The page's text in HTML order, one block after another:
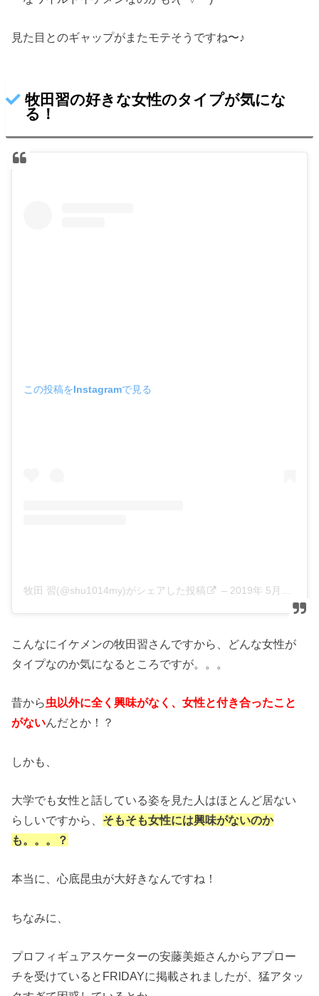
見た目とのギャップがまたモテそうですね〜♪
牧田習の好きな女性のタイプが気にな
る！
この投稿をInstagramで見る
牧田 習(@shu1014my)がシェアした投稿 – 2019年 5月月27日午後7時30分PDT
こんなにイケメンの牧田習さんですから、どんな女性が
タイプなのか気になるところですが。。。
昔から虫以外に全く興味がなく、女性と付き合ったこと
がないんだとか！？
しかも、
大学でも女性と話している姿を見た人はほとんど居ない
らしいですから、 そもそも女性には興味がないのか
も。。。？
本当に、心底昆虫が大好きなんですね！
ちなみに、
プロフィギュアスケーターの安藤美姫さんからアプロー
チを受けているとFRIDAYに掲載されましたが、猛アタッ